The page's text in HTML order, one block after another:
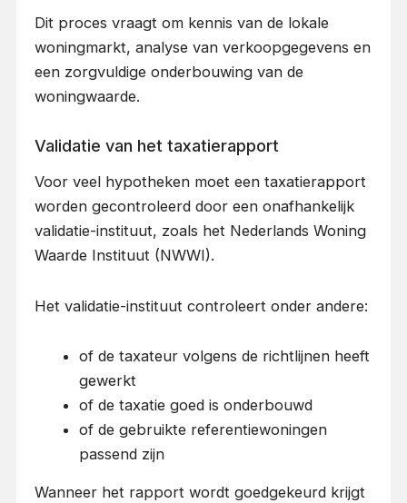
Dit proces vraagt om kennis van de lokale
woningmarkt, analyse van verkoopgegevens en
een zorgvuldige onderbouwing van de
woningwaarde.
Validatie van het taxatierapport
Voor veel hypotheken moet een taxatierapport
worden gecontroleerd door een onafhankelijk
validatie-instituut, zoals het Nederlands Woning
Waarde Instituut (NWWI).
Het validatie-instituut controleert onder andere:
of de taxateur volgens de richtlijnen heeft
gewerkt
of de taxatie goed is onderbouwd
of de gebruikte referentiewoningen
passend zijn
Wanneer het rapport wordt goedgekeurd krijgt